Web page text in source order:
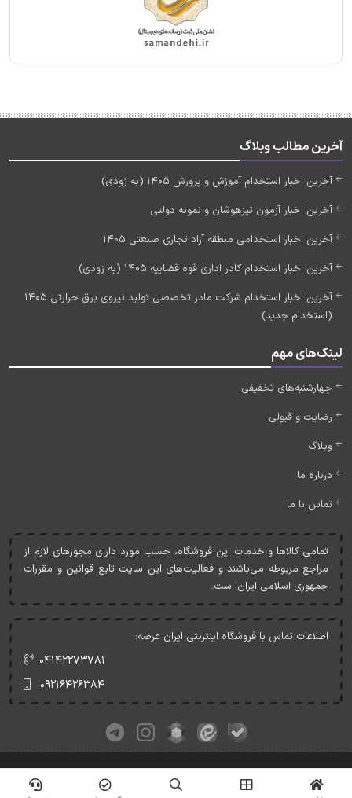
آخرین مطالب وبلاگ
آخرین اخبار استخدام آموزش و پرورش 1405 (به زودی)
آخرین اخبار آزمون تیزهوشان و نمونه دولتی
آخرین اخبار استخدامی منطقه آزاد تجاری صنعتی 1405
آخرین اخبار استخدام کادر اداری قوه قضاییه 1405 (به زودی)
آخرین اخبار استخدام شرکت مادر تخصصی تولید نیروی برق حرارتی 1405
(استخدام جدید)
لینک‌های مهم
چهارشنبه‌های تخفیفی
رضایت و قبولی
وبلاگ
درباره ما
تماس با ما
تمامی کالاها و خدمات اين فروشگاه، حسب مورد دارای مجوزهای لازم از
مراجع مربوطه می‌باشند و فعاليت‌های اين سايت تابع قوانين و مقررات
جمهوری اسلامی ايران است.
اطلاعات تماس با فروشگاه اینترنتی ایران عرضه:
۰۴۱۴۲۲۷۳۷۸۱
۰۹۲۱۶۴۲۶۳۸۴